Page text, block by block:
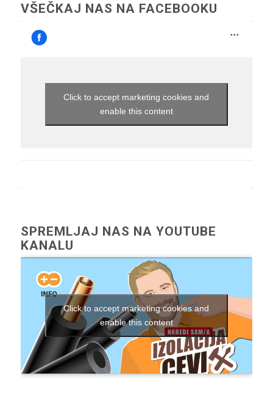
VŠEČKAJ NAS NA FACEBOOKU
Click to accept marketing cookies and
enable this content
SPREMLJAJ NAS NA YOUTUBE
KANALU
Click to accept marketing cookies and
enable this content